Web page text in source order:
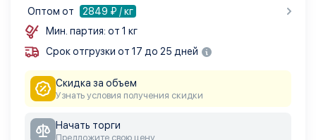
Оптом от
2849 ₽ / кг
Мин. партия: от 1 кг
Срок отгрузки от 17 до 25 дней
Скидка за объем
Узнать условия получения скидки
Начать торги
Предложите свою цену